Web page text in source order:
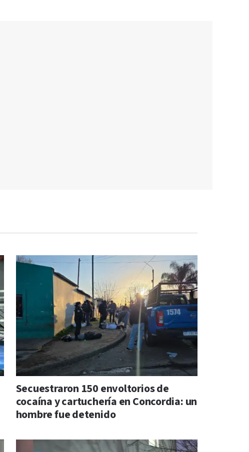
Secuestraron 150 envoltorios de
cocaína y cartuchería en Concordia: un
hombre fue detenido